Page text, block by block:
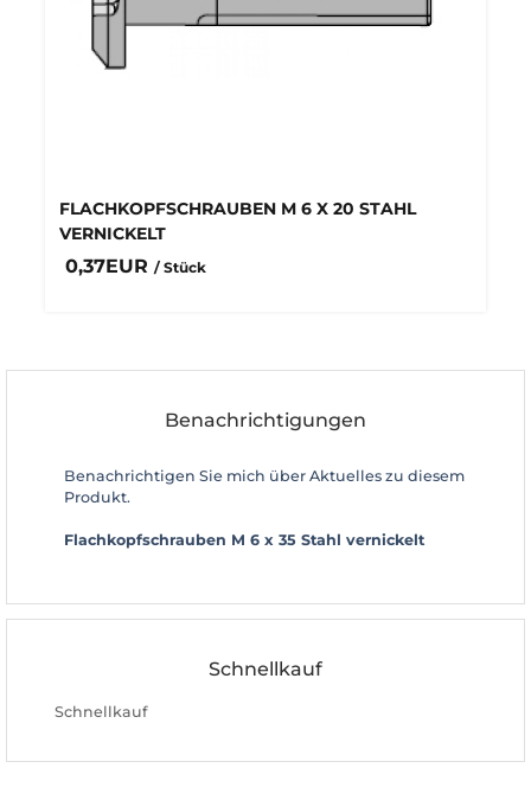
FLACHKOPFSCHRAUBEN M 6 X 20 STAHL
VERNICKELT
0,37EUR / Stück
Benachrichtigungen
Benachrichtigen Sie mich über Aktuelles zu diesem
Produkt.
Flachkopfschrauben M 6 x 35 Stahl vernickelt
Schnellkauf
Schnellkauf